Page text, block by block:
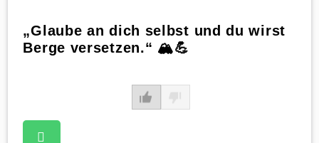
„Glaube an dich selbst und du wirst
Berge versetzen.“ 🏔️💪